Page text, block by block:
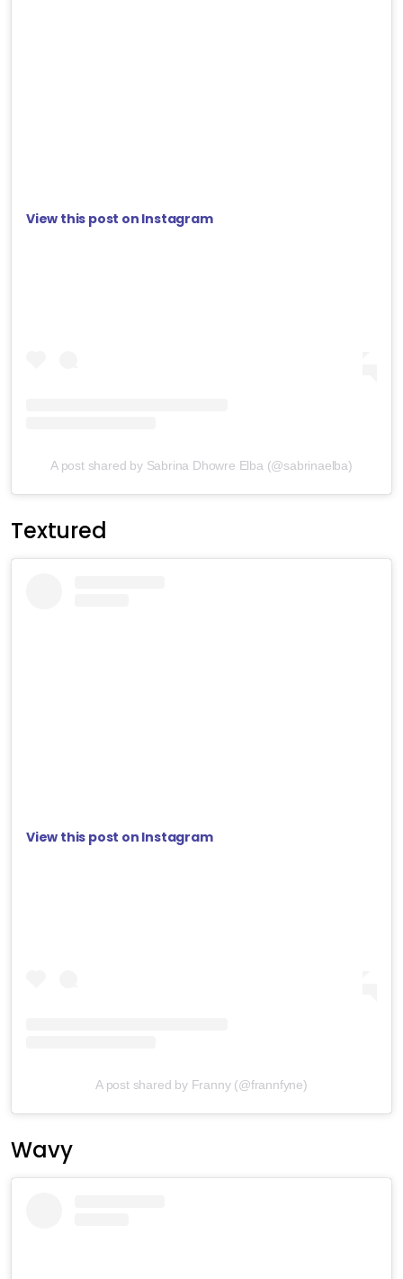
View this post on Instagram
A post shared by Sabrina Dhowre Elba (@sabrinaelba)
Textured
View this post on Instagram
A post shared by Franny (@frannfyne)
Wavy